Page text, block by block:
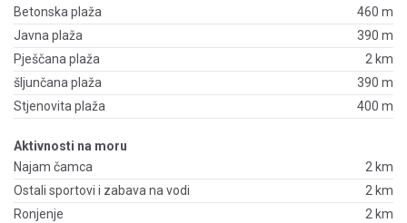
Betonska plaža
460 m
Javna plaža
390 m
Pješčana plaža
2 km
šljunčana plaža
390 m
Stjenovita plaža
400 m
Aktivnosti na moru
Najam čamca
2 km
Ostali sportovi i zabava na vodi
2 km
Ronjenje
2 km